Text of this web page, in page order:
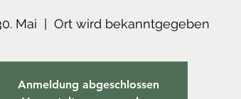
Mai Ort wird bekanntgegeben
Anmeldung abgeschlossen